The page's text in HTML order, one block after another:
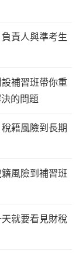
責人與準考生
補習班帶你重
的問題
籍風險到長期
風險到補習班
就要看見財稅